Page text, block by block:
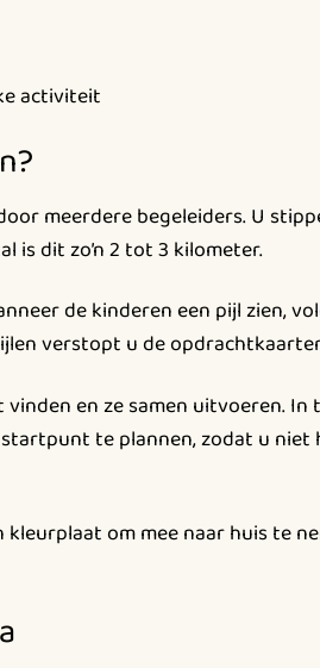
activiteit
meerdere begeleiders. U
is dit zo’n 2 tot 3 kilometer.
de kinderen een pijl zien,
verstopt u de
en ze samen uitvoeren. In
te plannen, zodat u niet
om mee naar huis te